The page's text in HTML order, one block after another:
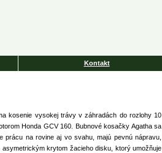
Kontakt
kosenie vysokej trávy v záhradách do rozlohy 10
Honda GCV 160. Bubnové kosačky Agatha sa
prácu na rovine aj vo svahu, majú pevnú nápravu,
krytom žacieho disku, ktorý umožňuje